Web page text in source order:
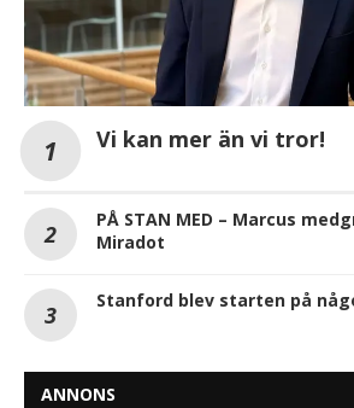
Vi kan mer än vi tror!
PÅ STAN MED – Marcus
Miradot
Stanford blev starten på
ANNONS